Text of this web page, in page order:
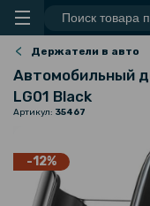
Держатели в авто
Автомобильный
LG01 Black
Артикул: 35467
-12%